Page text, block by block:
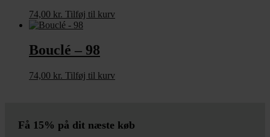
74,00 kr. Tilføj til kurv
Bouclé – 98
74,00 kr. Tilføj til kurv
Få 15% på dit næste køb